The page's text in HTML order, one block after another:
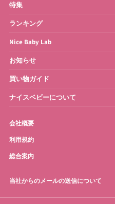
特集
ランキング
Nice Baby Lab
お知らせ
買い物ガイド
ナイスベビーについて
会社概要
利用規約
総合案内
当社からのメールの送信について